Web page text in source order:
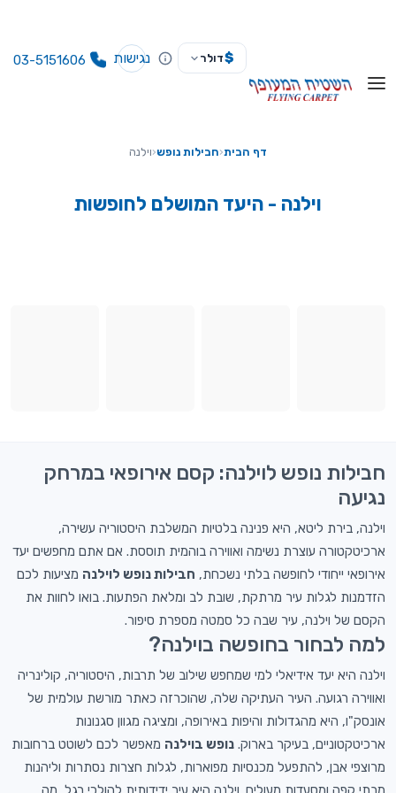
$דולר נגישות 03-5151606
דף הבית‹חבילות נופש‹וילנה
וילנה - היעד המושלם לחופשות
חבילות נופש לוילנה: קסם אירופאי במרחק
נגיעה
וילנה, בירת ליטא, היא פנינה בלטיות המשלבת היסטוריה עשירה,
ארכיטקטורה עוצרת נשימה ואווירה בוהמית תוססת. אם אתם מחפשים יעד
אירופאי ייחודי לחופשה בלתי נשכחת, חבילות נופש לוילנה מציעות לכם
הזדמנות לגלות עיר מרתקת, שובת לב ומלאת הפתעות. בואו לחוות את
הקסם של וילנה, עיר שבה כל סמטה מספרת סיפור.
למה לבחור בחופשה בוילנה?
וילנה היא יעד אידיאלי למי שמחפש שילוב של תרבות, היסטוריה, קולינריה
ואווירה רגועה. העיר העתיקה שלה, שהוכרזה כאתר מורשת עולמית של
אונסק"ו, היא מהגדולות והיפות באירופה, ומציגה מגוון סגנונות
ארכיטקטוניים, בעיקר בארוק. נופש בוילנה מאפשר לכם לשוטט ברחובות
מרוצפי אבן, להתפעל מכנסיות מפוארות, לגלות חצרות נסתרות וליהנות